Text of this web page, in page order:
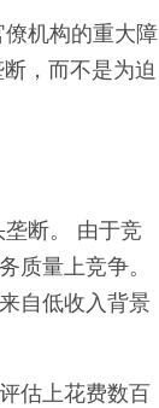
机构的重大障
，而不是为迫
断。 由于竞
质量上竞争。
自低收入背景
估上花费数百